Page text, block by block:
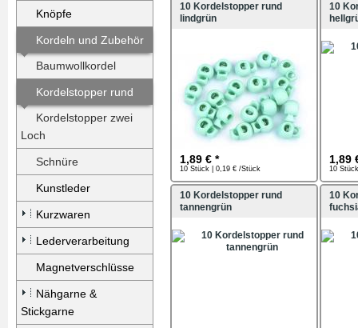
Knöpfe
Kordeln und Zubehör
Baumwollkordel
Kordelstopper rund
Kordelstopper zwei
Loch
Schnüre
Kunstleder
Kurzwaren
Lederverarbeitung
Magnetverschlüsse
Nähgarne &
Stickgarne
10 Kordelstopper rund
lindgrün
1,89 € *
10 Stück | 0,19 € /Stück
10
1,89
10
10 Kordelstopper rund
tannengrün
10